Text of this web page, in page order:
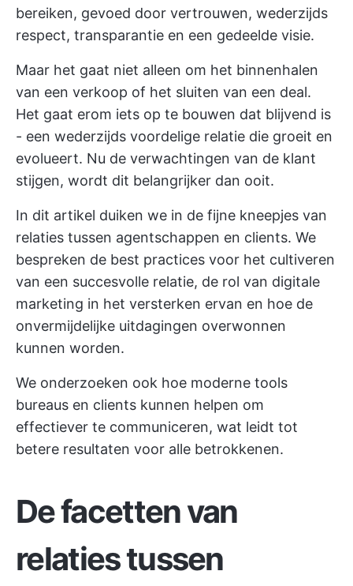
bereiken, gevoed door vertrouwen, wederzijds
respect, transparantie en een gedeelde visie.
Maar het gaat niet alleen om het binnenhalen
van een verkoop of het sluiten van een deal.
Het gaat erom iets op te bouwen dat blijvend is
- een wederzijds voordelige relatie die groeit en
evolueert. Nu de verwachtingen van de klant
stijgen, wordt dit belangrijker dan ooit.
In dit artikel duiken we in de fijne kneepjes van
relaties tussen agentschappen en clients. We
bespreken de best practices voor het cultiveren
van een succesvolle relatie, de rol van digitale
marketing in het versterken ervan en hoe de
onvermijdelijke uitdagingen overwonnen
kunnen worden.
We onderzoeken ook hoe moderne tools
bureaus en clients kunnen helpen om
effectiever te communiceren, wat leidt tot
betere resultaten voor alle betrokkenen.
De facetten van
relaties tussen